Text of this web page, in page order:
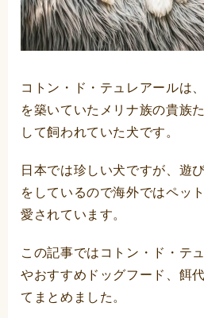
コトン・ド・テュレアールは
を築いていたメリナ族の貴族
して飼われていた犬です。
日本では珍しい犬ですが、遊
をしているので海外ではペッ
愛されています。
この記事ではコトン・ド・テ
やおすすめドッグフード、餌
てまとめました。